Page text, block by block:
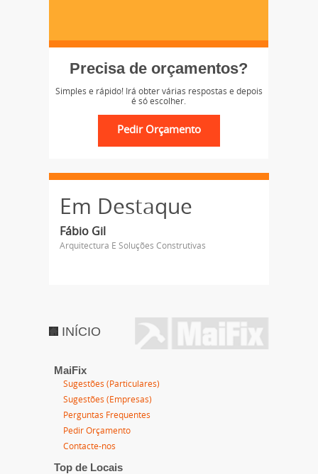
Precisa de orçamentos?
Simples e rápido! Irá obter várias respostas e depois
é só escolher.
Em Destaque
Fábio Gil
Arquitectura E Soluções Construtivas
INÍCIO
MaiFix
Sugestões (Particulares)
Sugestões (Empresas)
Perguntas Frequentes
Pedir Orçamento
Contacte-nos
Top de Locais